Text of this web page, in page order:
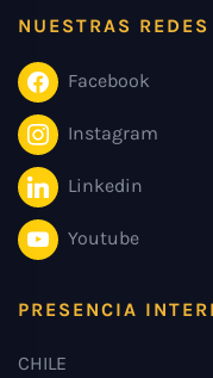
NUESTRAS REDES
Facebook
Instagram
Linkedin
Youtube
PRESENCIA
CHILE